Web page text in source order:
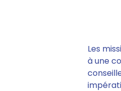
Les
à une